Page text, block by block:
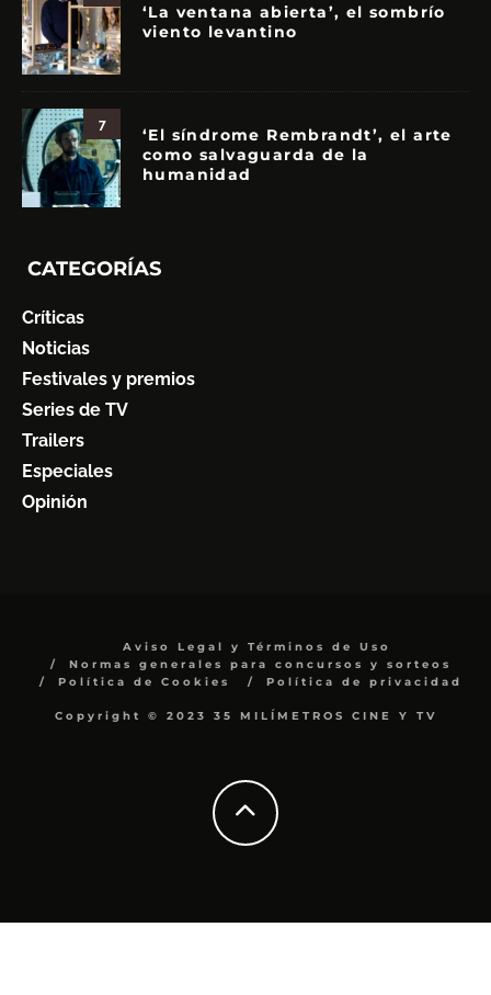
‘La ventana abierta’, el sombrío
viento levantino
7
‘El síndrome Rembrandt’, el arte
como salvaguarda de la
humanidad
CATEGORÍAS
Críticas
Noticias
Festivales y premios
Series de TV
Trailers
Especiales
Opinión
Aviso Legal y Términos de Uso
Normas generales para concursos y sorteos
Política de Cookies
Política de privacidad
Copyright © 2023 35 MILÍMETROS CINE Y TV